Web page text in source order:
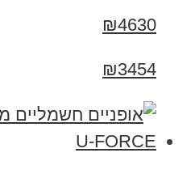
₪4630
₪3454